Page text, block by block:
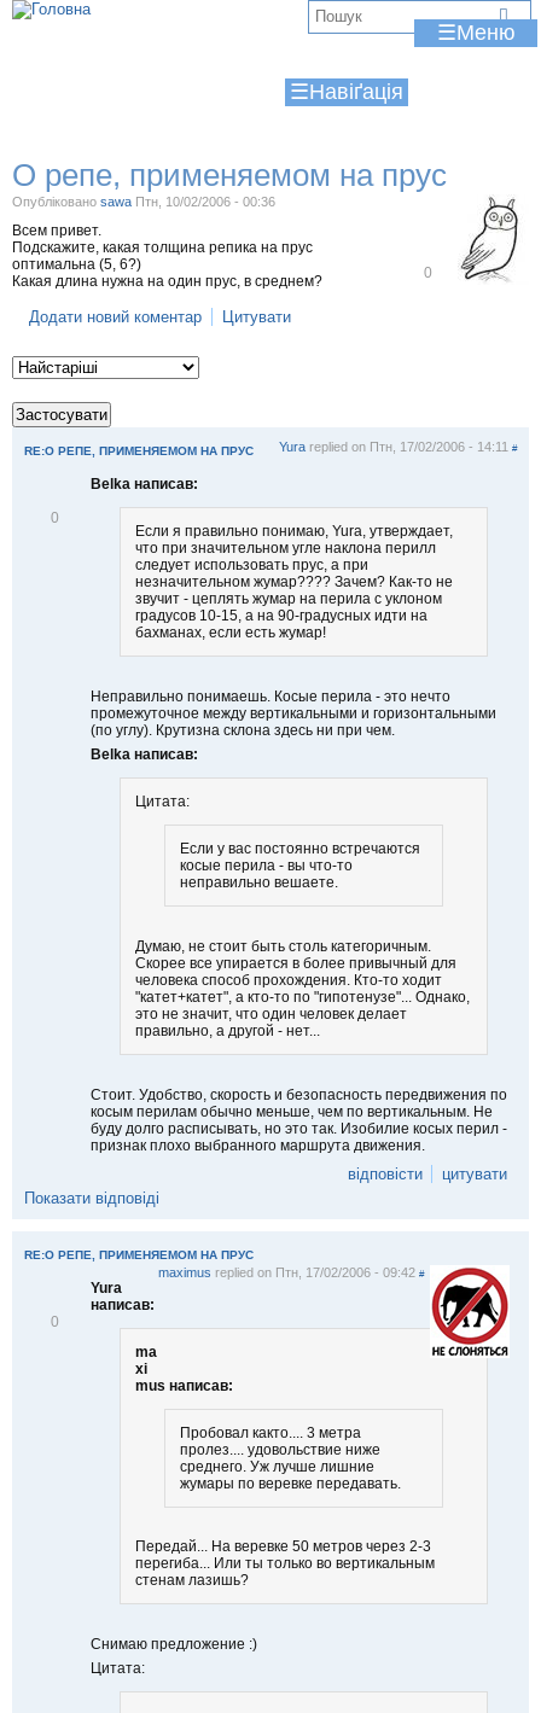
Jump to navigation
☰
☰
О репе, применяемом на прус
Опубліковано sawa Птн, 10/02/2006 - 00:36
0
Всем привет.
Подскажите, какая толщина репика на прус
оптимальна (5, 6?)
Какая длина нужна на один прус, в среднем?
Додати новий коментар Цитувати
RE:О РЕПЕ, ПРИМЕНЯЕМОМ НА ПРУС Yura replied on Птн, 17/02/2006 - 14:11 #
0
Belka написав:
Если я правильно понимаю, Yura, утверждает,
что при значительном угле наклона перилл
следует использовать прус, а при
незначительном жумар???? Зачем? Как-то не
звучит - цеплять жумар на перила с уклоном
градусов 10-15, а на 90-градусных идти на
бахманах, если есть жумар!
Неправильно понимаешь. Косые перила - это нечто
промежуточное между вертикальными и горизонтальными
(по углу). Крутизна склона здесь ни при чем.
Belka написав:
Цитата:
Если у вас постоянно встречаются
косые перила - вы что-то
неправильно вешаете.
Думаю, не стоит быть столь категоричным.
Скорее все упирается в более привычный для
человека способ прохождения. Кто-то ходит
"катет+катет", а кто-то по "гипотенузе"... Однако,
это не значит, что один человек делает
правильно, а другой - нет...
Стоит. Удобство, скорость и безопасность передвижения по
косым перилам обычно меньше, чем по вертикальным. Не
буду долго расписывать, но это так. Изобилие косых перил -
признак плохо выбранного маршрута движения.
відповісти
цитувати
Показати відповіді
RE:О РЕПЕ, ПРИМЕНЯЕМОМ НА ПРУС
maximus replied on Птн, 17/02/2006 - 09:42 #
0
Yura
написав:
ma
xi
mus написав:
Пробовал както.... 3 метра
пролез.... удовольствие ниже
среднего. Уж лучше лишние
жумары по веревке передавать.
Передай... На веревке 50 метров через 2-3
перегиба... Или ты только во вертикальным
стенам лазишь?
Снимаю предложение :)
Цитата: